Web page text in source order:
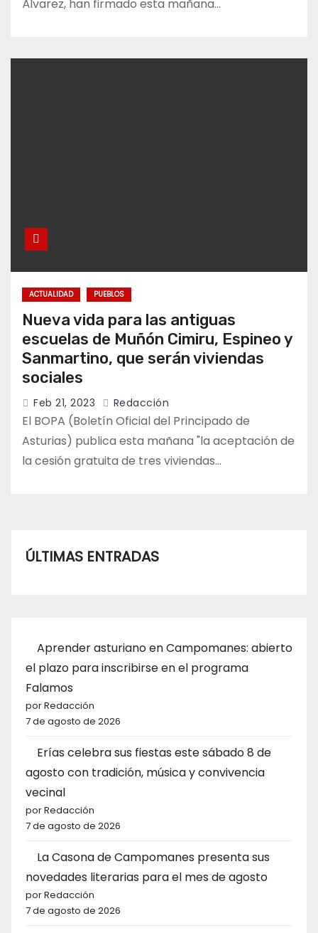
Álvarez, han firmado esta mañana…
ACTUALIDAD PUEBLOS
Nueva vida para las antiguas
escuelas de Muñón Cimiru, Espineo y
Sanmartino, que serán viviendas
sociales
Feb 21, 2023 Redacción
El BOPA (Boletín Oficial del Principado de
Asturias) publica esta mañana "la aceptación de
la cesión gratuita de tres viviendas…
ÚLTIMAS ENTRADAS
Aprender asturiano en Campomanes: abierto
el plazo para inscribirse en el programa
Falamos
por Redacción
7 de agosto de 2026
Erías celebra sus fiestas este sábado 8 de
agosto con tradición, música y convivencia
vecinal
por Redacción
7 de agosto de 2026
La Casona de Campomanes presenta sus
novedades literarias para el mes de agosto
por Redacción
7 de agosto de 2026